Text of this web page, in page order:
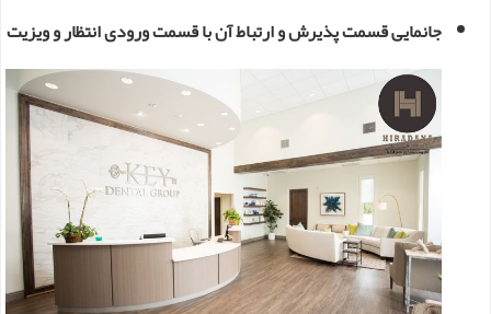
جانمایی قسمت پذیرش و ارتباط آن با قسمت ورودی انتظار و ویزیت